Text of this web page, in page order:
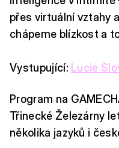
přes virtuální vztahy
chápeme blízkost a
Vystupující: Lucie
Program na
Třinecké Železárny
několika jazyků i